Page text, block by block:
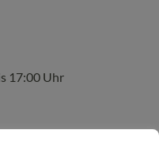
17:00 Uhr